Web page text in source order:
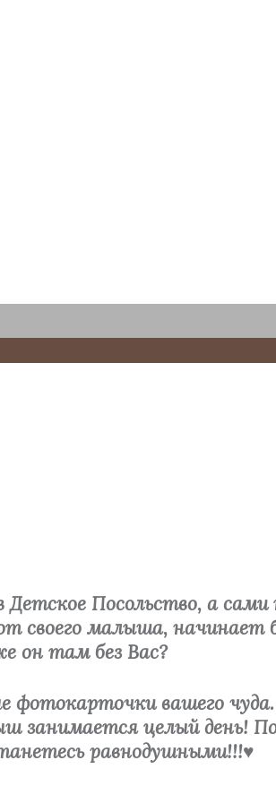
Посольство, а сами
своего малыша,
он там без Вас?
вашего
занимается целый день!
равнодушными!!!♥️